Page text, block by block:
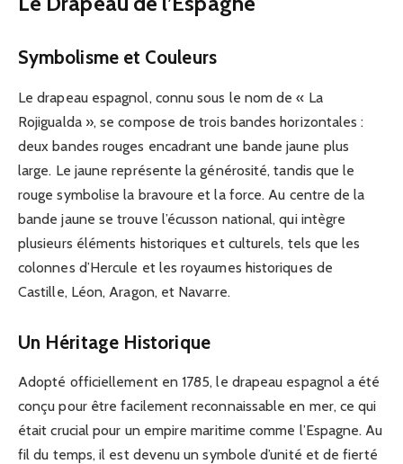
Symbolisme et Couleurs
Le drapeau espagnol, connu sous le nom de « La
Rojigualda », se compose de trois bandes horizontales :
deux bandes rouges encadrant une bande jaune plus
large. Le jaune représente la générosité, tandis que le
rouge symbolise la bravoure et la force. Au centre de la
bande jaune se trouve l’écusson national, qui intègre
plusieurs éléments historiques et culturels, tels que les
colonnes d’Hercule et les royaumes historiques de
Castille, Léon, Aragon, et Navarre.
Un Héritage Historique
Adopté officiellement en 1785, le drapeau espagnol a été
conçu pour être facilement reconnaissable en mer, ce qui
était crucial pour un empire maritime comme l’Espagne. Au
fil du temps, il est devenu un symbole d’unité et de fierté